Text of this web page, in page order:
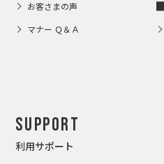
お客さまの声
マナー Ｑ＆Ａ
Support
利用サポート